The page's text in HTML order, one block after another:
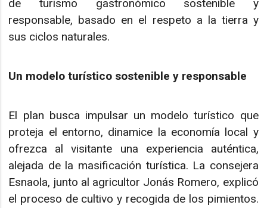
de turismo gastronómico sostenible y
responsable, basado en el respeto a la tierra y
sus ciclos naturales.
Un modelo turístico sostenible y responsable
El plan busca impulsar un modelo turístico que
proteja el entorno, dinamice la economía local y
ofrezca al visitante una experiencia auténtica,
alejada de la masificación turística. La consejera
Esnaola, junto al agricultor Jonás Romero, explicó
el proceso de cultivo y recogida de los pimientos.